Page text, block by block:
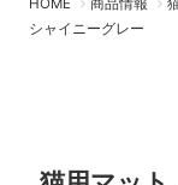
HOME 商品情報
シャイニーグレー